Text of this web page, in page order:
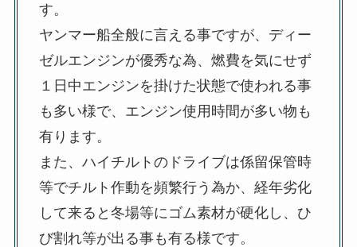
す。
ヤンマー船全般に言える事ですが、ディー
ゼルエンジンが優秀な為、燃費を気にせず
１日中エンジンを掛けた状態で使われる事
も多い様で、エンジン使用時間が多い物も
有ります。
また、ハイチルトのドライブは係留保管時
等でチルト作動を頻繁行う為か、経年劣化
して来ると冬場等にゴム素材が硬化し、ひ
び割れ等が出る事も有る様です。